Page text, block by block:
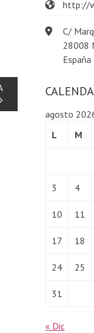
http://
C/
28008
España
agosto
L
M
3 4
10 11
17 18
24 25
31
« Dic